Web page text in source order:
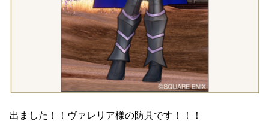
出ました！！ヴァレリア様の防具です！！！